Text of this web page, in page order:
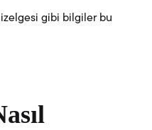
gibi bilgiler bu